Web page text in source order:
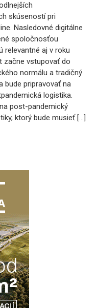
skúseností pri
Nasledovné digitálne
spoločnosťou
relevantné aj v roku
začne vstupovať do
normálu a tradičný
bude pripravovať na
logistika.
post-pandemický
ktorý bude musieť […]